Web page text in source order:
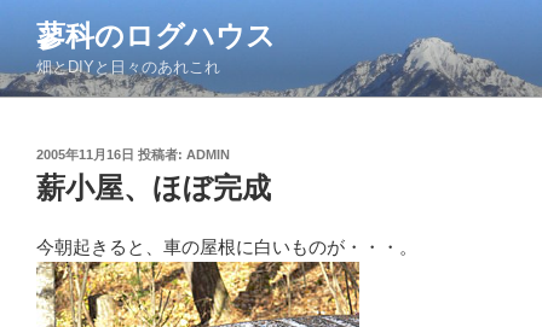
テ
ン
蓼科のログハウス
畑とDIYと日々のあれこれ
投
稿
日:
2005年11月16日 投稿者: ADMIN
薪小屋、ほぼ完成
今朝起きると、車の屋根に白いものが・・・。